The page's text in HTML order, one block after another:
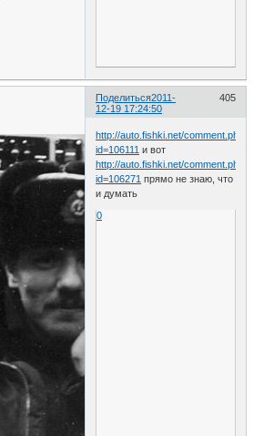
Поделиться 405
2011-
12-19 17:24:50
http://auto.fishki.net/comment.php?
id=106111 и вот
http://auto.fishki.net/comment.php?
id=106271 прямо не знаю, что
и думать
0